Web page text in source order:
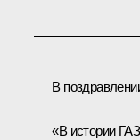
В
«В истории